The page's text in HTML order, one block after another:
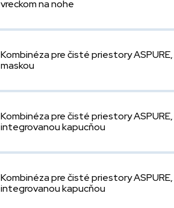
vreckom na nohe
Kombinéza pre čisté priestory
maskou
Kombinéza pre čisté priestory
integrovanou kapucňou
Kombinéza pre čisté priestory
integrovanou kapucňou